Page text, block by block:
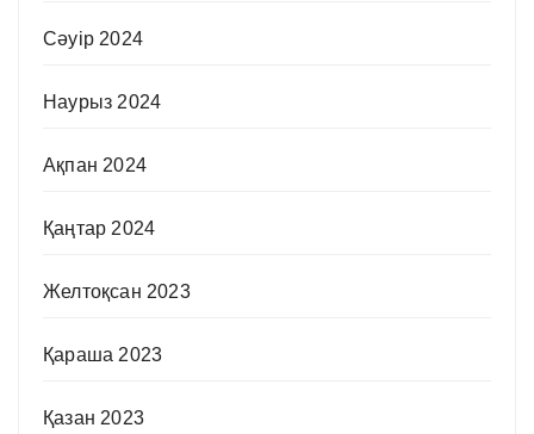
Сәуір 2024
Наурыз 2024
Ақпан 2024
Қаңтар 2024
Желтоқсан 2023
Қараша 2023
Қазан 2023